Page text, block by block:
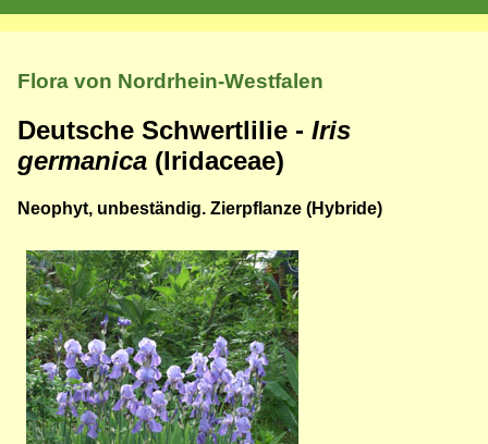
Flora von Nordrhein-Westfalen
Deutsche Schwertlilie - Iris
germanica (Iridaceae)
Neophyt, unbeständig. Zierpflanze (Hybride)
Bild